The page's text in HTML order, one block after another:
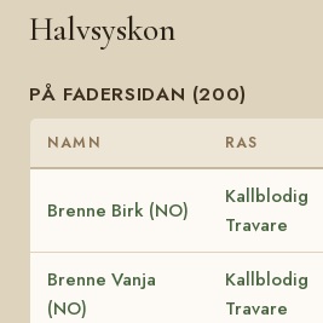
Halvsyskon
PÅ FADERSIDAN (200)
NAMN RAS
Brenne Birk (NO)
Kallblodig
Travare
Brenne Vanja
(NO)
Kallblodig
Travare